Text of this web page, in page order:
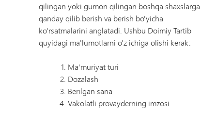
qilingan yoki gumon qilingan boshqa shaxslarga
qanday qilib berish va berish bo'yicha
ko'rsatmalarini anglatadi. Ushbu Doimiy Tartib
quyidagi ma'lumotlarni o'z ichiga olishi kerak:
Ma'muriyat turi
Dozalash
Berilgan sana
Vakolatli provayderning imzosi